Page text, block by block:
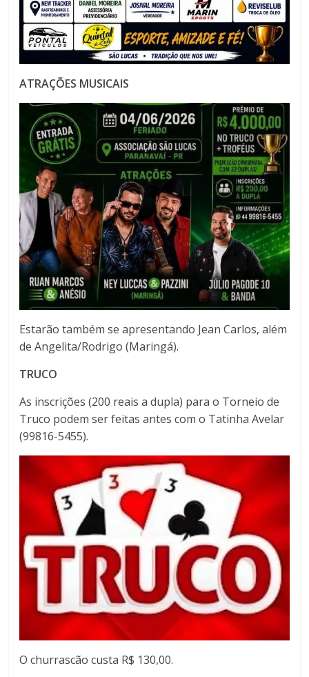
ATRAÇÕES MUSICAIS
Estarão também se apresentando Jean Carlos, além
de Angelita/Rodrigo (Maringá).
TRUCO
As inscrições (200 reais a dupla) para o Torneio de
Truco podem ser feitas antes com o Tatinha Avelar
(99816-5455).
O churrascão custa R$ 130,00.